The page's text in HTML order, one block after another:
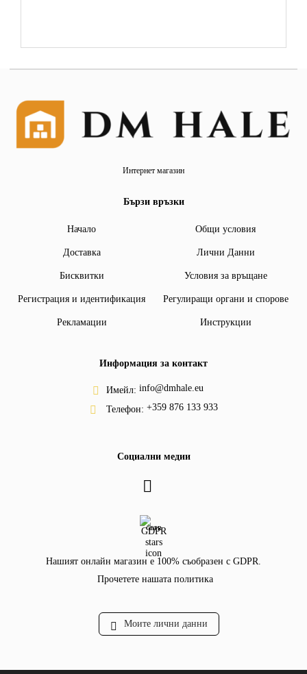
Интернет магазин
Бързи връзки
Начало Общи условия
Доставка Лични Данни
Бисквитки Условия за връщане
Регистрация и идентификация Регулиращи органи и спорове
Рекламации Инструкции
Информация за контакт
Имейл: info@dmhale.eu
Телефон: +359 876 133 933
Социални медии
GDPR
Нашият онлайн магазин е 100% съобразен с GDPR.
Прочетете нашата политика
Моите лични данни